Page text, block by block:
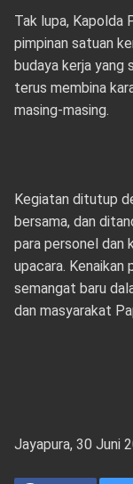
Tak lupa, Kapolda
pimpinan satuan
budaya kerja yang
terus membina
masing-masing.
Kegiatan ditutup
bersama, dan
para personel dan
upacara. Kenaikan
semangat baru
dan masyarakat
Jayapura, 30 Juni